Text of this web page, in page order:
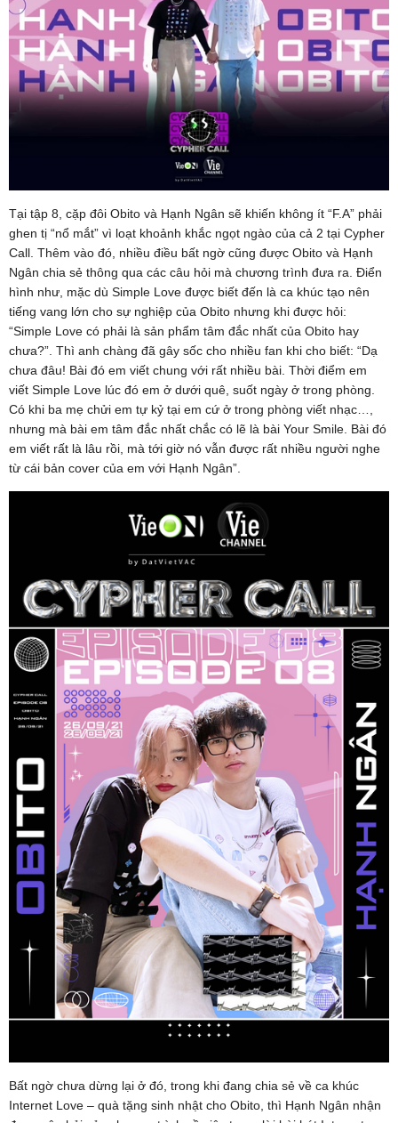
Tại tập 8, cặp đôi Obito và Hạnh Ngân sẽ khiến không ít “F.A” phải
ghen tị “nổ mắt” vì loạt khoảnh khắc ngọt ngào của cả 2 tại Cypher
Call. Thêm vào đó, nhiều điều bất ngờ cũng được Obito và Hạnh
Ngân chia sẻ thông qua các câu hỏi mà chương trình đưa ra. Điển
hình như, mặc dù Simple Love được biết đến là ca khúc tạo nên
tiếng vang lớn cho sự nghiệp của Obito nhưng khi được hỏi:
“Simple Love có phải là sản phẩm tâm đắc nhất của Obito hay
chưa?”. Thì anh chàng đã gây sốc cho nhiều fan khi cho biết: “Dạ
chưa đâu! Bài đó em viết chung với rất nhiều bài. Thời điểm em
viết Simple Love lúc đó em ở dưới quê, suốt ngày ở trong phòng.
Có khi ba mẹ chửi em tự kỷ tại em cứ ở trong phòng viết nhạc…,
nhưng mà bài em tâm đắc nhất chắc có lẽ là bài Your Smile. Bài đó
em viết rất là lâu rồi, mà tới giờ nó vẫn được rất nhiều người nghe
từ cái bản cover của em với Hạnh Ngân”.
Bất ngờ chưa dừng lại ở đó, trong khi đang chia sẻ về ca khúc
Internet Love – quà tặng sinh nhật cho Obito, thì Hạnh Ngân nhận